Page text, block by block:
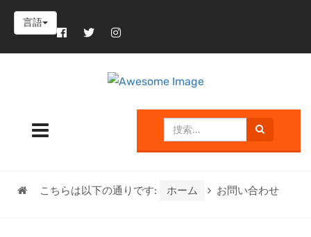
言語
こちらは以下の通りです: ホーム お問い合わせ